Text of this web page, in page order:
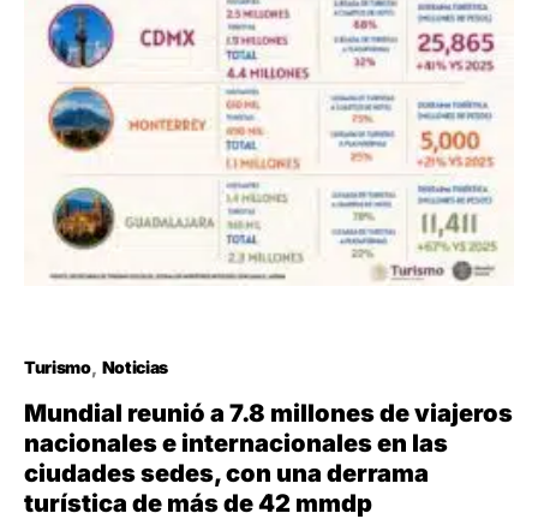
Turismo Noticias
Mundial reunió a 7.8 millones de viajeros
nacionales e internacionales en las
ciudades sedes, con una derrama
turística de más de 42 mmdp